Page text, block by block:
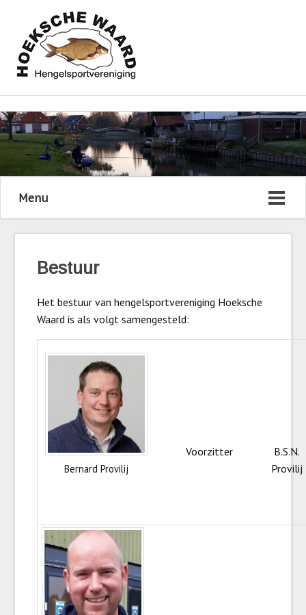
Menu
Bestuur
Het bestuur van hengelsportvereniging Hoeksche
Waard is als volgt samengesteld:
Bernard Provilij
Voorzitter
B.S.N.
Provilij